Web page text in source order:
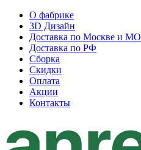
О фабрике
3D Дизайн
Доставка по Москве и МО
Доставка по РФ
Сборка
Скидки
Оплата
Акции
Контакты